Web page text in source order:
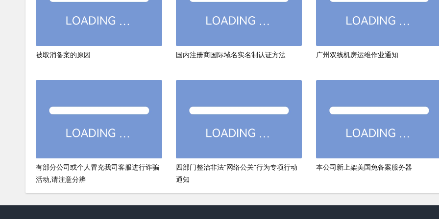
被取消备案的原因 国内注册商国际域名实名制认证方法 广州双线机房运维作业通知
有部分公司或个人冒充我司客服进行诈骗
活动,请注意分辨
四部门整治非法“网络公关”行为专项行动
通知
本公司新上架美国免备案服务器